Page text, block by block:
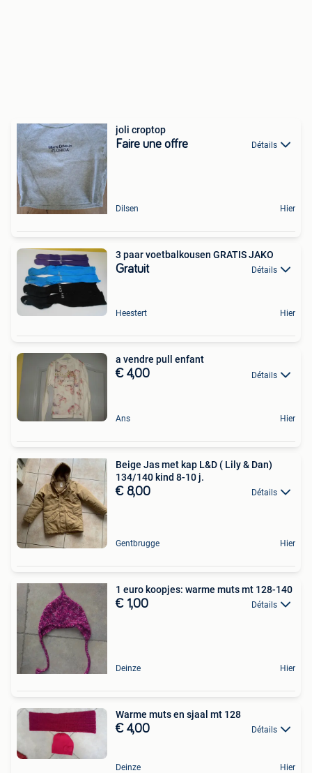
joli croptop
Faire une offre Détails
Dilsen Hier
3 paar voetbalkousen GRATIS JAKO
Gratuit Détails
Heestert Hier
a vendre pull enfant
€ 4,00 Détails
Ans Hier
Beige Jas met kap L&D ( Lily & Dan)
134/140 kind 8-10 j.
€ 8,00 Détails
Gentbrugge Hier
1 euro koopjes: warme muts mt 128-140
€ 1,00 Détails
Deinze Hier
Warme muts en sjaal mt 128
€ 4,00 Détails
Deinze Hier